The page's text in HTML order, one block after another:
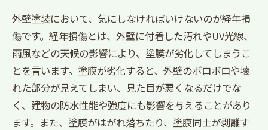
外壁塗装において、気にしなければいけないのが経年損
傷です。経年損傷とは、外壁に付着した汚れやUV光線、
雨風などの天候の影響により、塗膜が劣化してしまうこ
とを言います。塗膜が劣化すると、外壁のボロボロや壊
れた部分が見えてしまい、見た目が悪くなるだけでな
く、建物の防水性能や強度にも影響を与えることがあり
ます。また、塗膜がはがれ落ちたり、塗膜同士が剥離す